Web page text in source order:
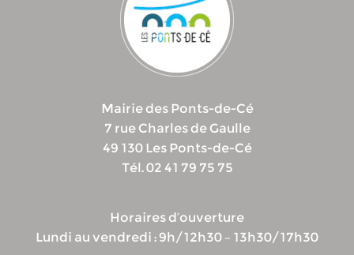
Mairie des Ponts-de-Cé
7 rue Charles de Gaulle
49 130 Les Ponts-de-Cé
Tél. 02 41 79 75 75
Horaires d’ouverture
Lundi au vendredi : 9h/12h30 – 13h30/17h30